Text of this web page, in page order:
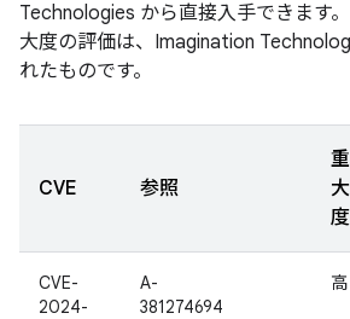
Technologies から直接入手できます
大度の評価は、Imagination
れたものです。
CVE 参照
重
大
度
CVE-
2024-
A-
381274694
高